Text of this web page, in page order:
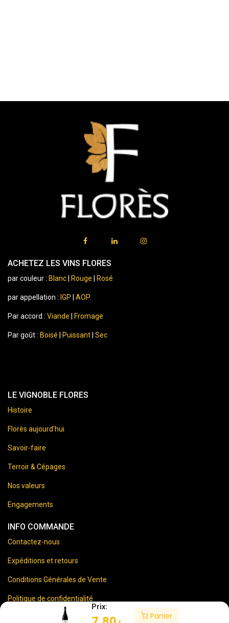
Prix:
Panier
ACHETEZ LES VINS FLORES
par couleur : Blanc Rouge Rosé
par appellation : IGP AOP
Par accord : Viande Fromage
Par goût : Boisé Puissant Sec
LE VIGNOBLE FLORES
Histoire
Florès aujourd’hui
Savoir-faire
Terroir & Cépages
Nos valeurs
Engagements
INFO COMMANDE
Contactez-nous
Expéditions et retours
Conditions Générales de Vente
Politique de confidentialité
Mentions Légales